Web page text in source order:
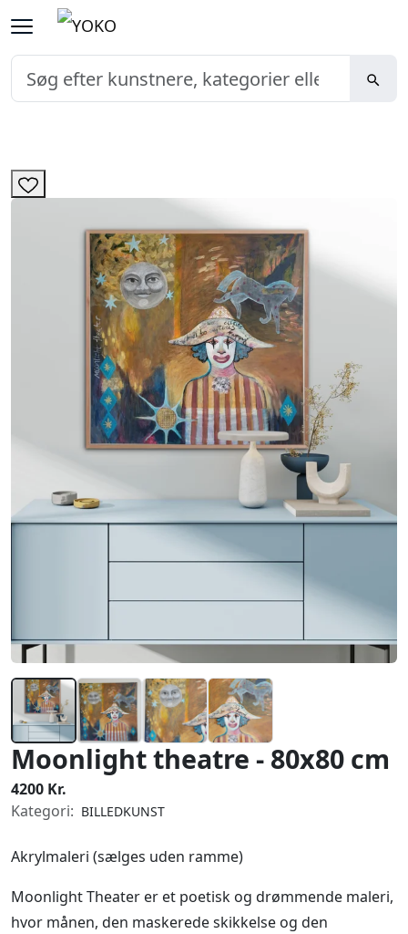
Moonlight theatre - 80x80 cm
4200 Kr.
Kategori: BILLEDKUNST
Akrylmaleri (sælges uden ramme)
Moonlight Theater er et poetisk og drømmende maleri,
hvor månen, den maskerede skikkelse og den